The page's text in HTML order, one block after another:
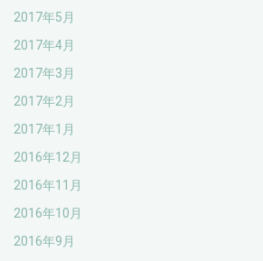
2017年5月
2017年4月
2017年3月
2017年2月
2017年1月
2016年12月
2016年11月
2016年10月
2016年9月